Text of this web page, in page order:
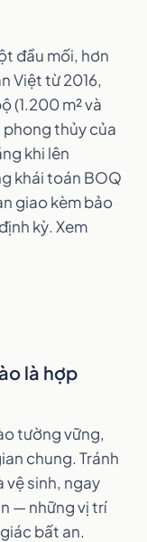
đầu mối, hơn
Việt từ 2016,
(1.200 m² và
phong thủy của
khi lên
khái toán BOQ
giao kèm bảo
kỳ. Xem
là hợp
tường vững,
chung. Tránh
vệ sinh, ngay
— những vị trí
bất an.